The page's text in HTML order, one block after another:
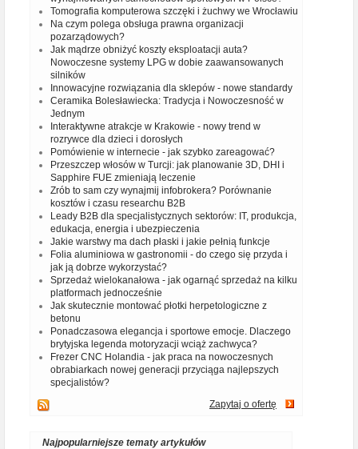
Tomografia komputerowa szczęki i żuchwy we Wrocławiu
Na czym polega obsługa prawna organizacji
pozarządowych?
Jak mądrze obniżyć koszty eksploatacji auta?
Nowoczesne systemy LPG w dobie zaawansowanych
silników
Innowacyjne rozwiązania dla sklepów - nowe standardy
Ceramika Bolesławiecka: Tradycja i Nowoczesność w
Jednym
Interaktywne atrakcje w Krakowie - nowy trend w
rozrywce dla dzieci i dorosłych
Pomówienie w internecie - jak szybko zareagować?
Przeszczep włosów w Turcji: jak planowanie 3D, DHI i
Sapphire FUE zmieniają leczenie
Zrób to sam czy wynajmij infobrokera? Porównanie
kosztów i czasu researchu B2B
Leady B2B dla specjalistycznych sektorów: IT, produkcja,
edukacja, energia i ubezpieczenia
Jakie warstwy ma dach płaski i jakie pełnią funkcje
Folia aluminiowa w gastronomii - do czego się przyda i
jak ją dobrze wykorzystać?
Sprzedaż wielokanałowa - jak ogarnąć sprzedaż na kilku
platformach jednocześnie
Jak skutecznie montować płotki herpetologiczne z
betonu
Ponadczasowa elegancja i sportowe emocje. Dlaczego
brytyjska legenda motoryzacji wciąż zachwyca?
Frezer CNC Holandia - jak praca na nowoczesnych
obrabiarkach nowej generacji przyciąga najlepszych
specjalistów?
Zapytaj o ofertę
Najpopularniejsze tematy artykułów